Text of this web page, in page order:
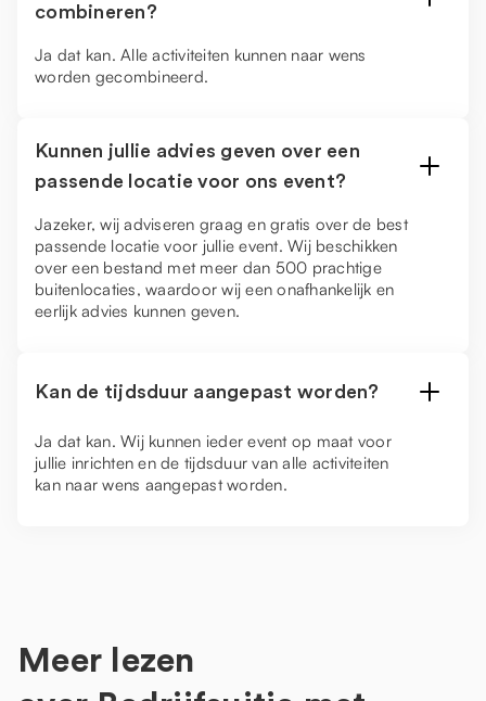
combineren?
Ja dat kan. Alle activiteiten kunnen naar wens
worden gecombineerd.
Kunnen jullie advies geven over een
passende locatie voor ons event?
Jazeker, wij adviseren graag en gratis over de best
passende locatie voor jullie event. Wij beschikken
over een bestand met meer dan 500 prachtige
buitenlocaties, waardoor wij een onafhankelijk en
eerlijk advies kunnen geven.
Kan de tijdsduur aangepast worden?
Ja dat kan. Wij kunnen ieder event op maat voor
jullie inrichten en de tijdsduur van alle activiteiten
kan naar wens aangepast worden.
Meer lezen